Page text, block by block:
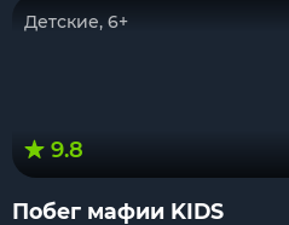
Детские, 6+
9.8
Побег мафии KIDS